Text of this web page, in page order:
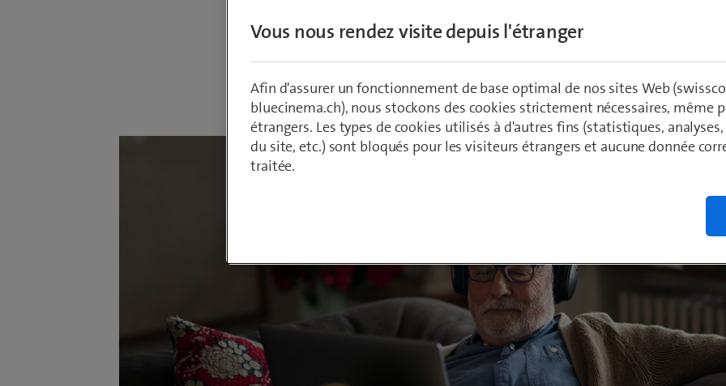
Armin Schädeli
28 juin 2021
Vous nous rendez visite depuis l'étranger
Afin d'assurer un fonctionnement de base optimal de nos sites Web
bluecinema.ch), nous stockons des cookies strictement nécessaires, même
étrangers. Les types de cookies utilisés à d'autres fins (statistiques,
du site, etc.) sont bloqués pour les visiteurs étrangers et aucune donnée
traitée.